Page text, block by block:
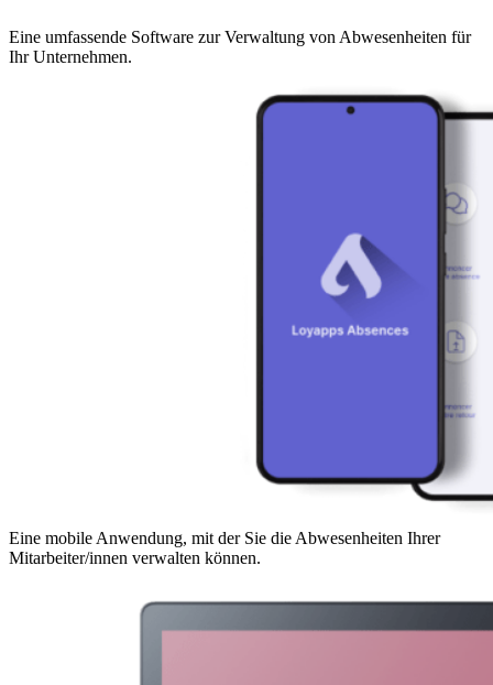
Eine umfassende Software zur Verwaltung von Abwesenheiten für
Ihr Unternehmen.
Eine mobile Anwendung, mit der Sie die Abwesenheiten Ihrer
Mitarbeiter/innen verwalten können.